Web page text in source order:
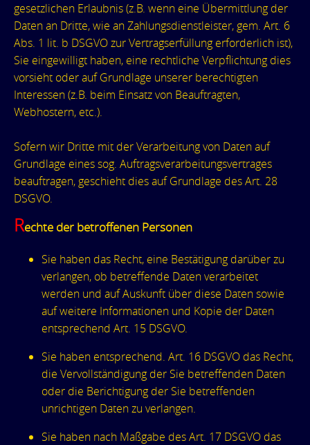
gesetzlichen Erlaubnis (z.B. wenn eine Übermittlung der
Daten an Dritte, wie an Zahlungsdienstleister, gem. Art. 6
Abs. 1 lit. b DSGVO zur Vertragserfüllung erforderlich ist),
Sie eingewilligt haben, eine rechtliche Verpflichtung dies
vorsieht oder auf Grundlage unserer berechtigten
Interessen (z.B. beim Einsatz von Beauftragten,
Webhostern, etc.).
Sofern wir Dritte mit der Verarbeitung von Daten auf
Grundlage eines sog. Auftragsverarbeitungsvertrages
beauftragen, geschieht dies auf Grundlage des Art. 28
DSGVO.
Rechte der betroffenen Personen
Sie haben das Recht, eine Bestätigung darüber zu
verlangen, ob betreffende Daten verarbeitet
werden und auf Auskunft über diese Daten sowie
auf weitere Informationen und Kopie der Daten
entsprechend Art. 15 DSGVO.
Sie haben entsprechend. Art. 16 DSGVO das Recht,
die Vervollständigung der Sie betreffenden Daten
oder die Berichtigung der Sie betreffenden
unrichtigen Daten zu verlangen.
Sie haben nach Maßgabe des Art. 17 DSGVO das